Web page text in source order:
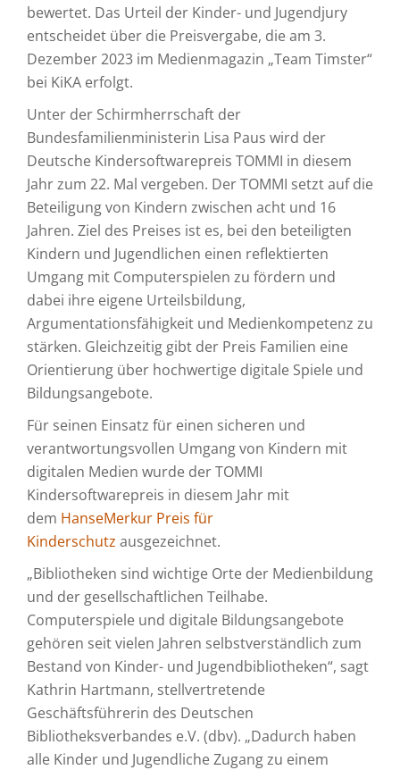
bewertet. Das Urteil der Kinder- und Jugendjury
entscheidet über die Preisvergabe, die am 3.
Dezember 2023 im Medienmagazin „Team Timster“
bei KiKA erfolgt.
Unter der Schirmherrschaft der
Bundesfamilienministerin Lisa Paus wird der
Deutsche Kindersoftwarepreis TOMMI in diesem
Jahr zum 22. Mal vergeben. Der TOMMI setzt auf die
Beteiligung von Kindern zwischen acht und 16
Jahren. Ziel des Preises ist es, bei den beteiligten
Kindern und Jugendlichen einen reflektierten
Umgang mit Computerspielen zu fördern und
dabei ihre eigene Urteilsbildung,
Argumentationsfähigkeit und Medienkompetenz zu
stärken. Gleichzeitig gibt der Preis Familien eine
Orientierung über hochwertige digitale Spiele und
Bildungsangebote.
Für seinen Einsatz für einen sicheren und
verantwortungsvollen Umgang von Kindern mit
digitalen Medien wurde der TOMMI
Kindersoftwarepreis in diesem Jahr mit
dem HanseMerkur Preis für
Kinderschutz ausgezeichnet.
„Bibliotheken sind wichtige Orte der Medienbildung
und der gesellschaftlichen Teilhabe.
Computerspiele und digitale Bildungsangebote
gehören seit vielen Jahren selbstverständlich zum
Bestand von Kinder- und Jugendbibliotheken“, sagt
Kathrin Hartmann, stellvertretende
Geschäftsführerin des Deutschen
Bibliotheksverbandes e.V. (dbv). „Dadurch haben
alle Kinder und Jugendliche Zugang zu einem